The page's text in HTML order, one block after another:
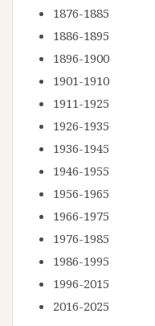
1876-1885
1886-1895
1896-1900
1901-1910
1911-1925
1926-1935
1936-1945
1946-1955
1956-1965
1966-1975
1976-1985
1986-1995
1996-2015
2016-2025